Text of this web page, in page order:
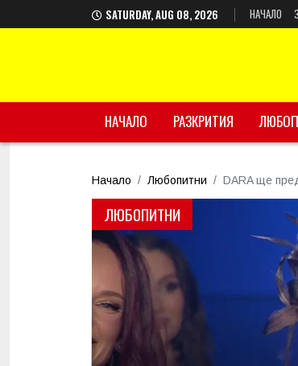
SATURDAY, AUG 08, 2026 НАЧАЛО
НАЧАЛО РАЗКРИТИЯ
Начало Любопитни DARA ще
ЛЮБОПИТНИ